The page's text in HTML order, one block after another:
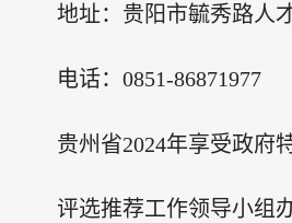
地址：贵阳市毓秀路人
电话：0851-86871977
贵州省2024年享受政府
评选推荐工作领导小组